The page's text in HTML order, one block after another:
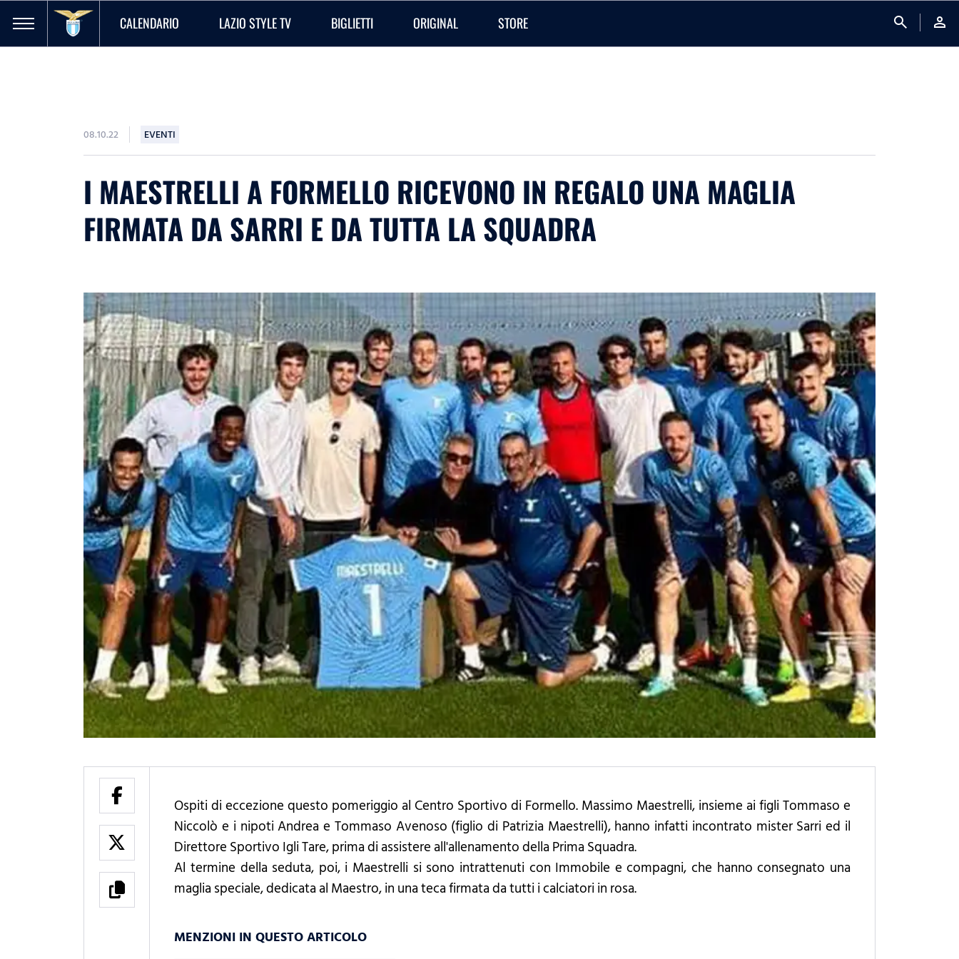
CALENDARIO LAZIO STYLE TV BIGLIETTI ORIGINAL STORE search person
08.10.22 EVENTI
I MAESTRELLI A FORMELLO RICEVONO IN REGALO UNA MAGLIA
FIRMATA DA SARRI E DA TUTTA LA SQUADRA
Ospiti di eccezione questo pomeriggio al Centro Sportivo di Formello. Massimo Maestrelli, insieme ai figli Tommaso e
Niccolò e i nipoti Andrea e Tommaso Avenoso (figlio di Patrizia Maestrelli), hanno infatti incontrato mister Sarri ed il
Direttore Sportivo Igli Tare, prima di assistere all'allenamento della Prima Squadra.
Al termine della seduta, poi, i Maestrelli si sono intrattenuti con Immobile e compagni, che hanno consegnato una
maglia speciale, dedicata al Maestro, in una teca firmata da tutti i calciatori in rosa.
MENZIONI IN QUESTO ARTICOLO